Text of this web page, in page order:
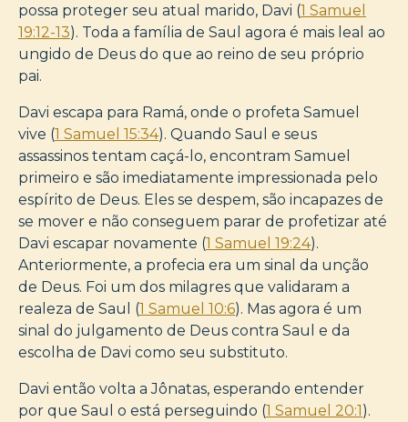
possa proteger seu atual marido, Davi (1 Samuel
19:12-13). Toda a família de Saul agora é mais leal ao
ungido de Deus do que ao reino de seu próprio
pai.
Davi escapa para Ramá, onde o profeta Samuel
vive (1 Samuel 15:34). Quando Saul e seus
assassinos tentam caçá-lo, encontram Samuel
primeiro e são imediatamente impressionada pelo
espírito de Deus. Eles se despem, são incapazes de
se mover e não conseguem parar de profetizar até
Davi escapar novamente (1 Samuel 19:24).
Anteriormente, a profecia era um sinal da unção
de Deus. Foi um dos milagres que validaram a
realeza de Saul (1 Samuel 10:6). Mas agora é um
sinal do julgamento de Deus contra Saul e da
escolha de Davi como seu substituto.
Davi então volta a Jônatas, esperando entender
por que Saul o está perseguindo (1 Samuel 20:1).